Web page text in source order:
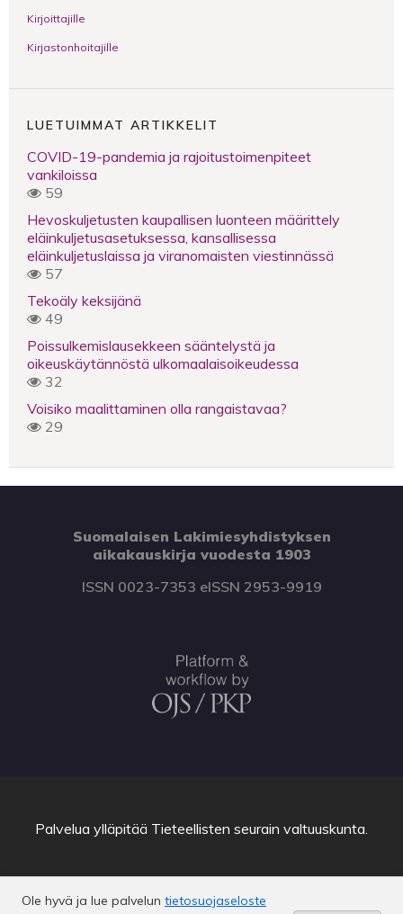
Kirjoittajille
Kirjastonhoitajille
LUETUIMMAT ARTIKKELIT
COVID-19-pandemia ja rajoitustoimenpiteet
vankiloissa
59
Hevoskuljetusten kaupallisen luonteen määrittely
eläinkuljetusasetuksessa, kansallisessa
eläinkuljetuslaissa ja viranomaisten viestinnässä
57
Tekoäly keksijänä
49
Poissulkemislausekkeen sääntelystä ja
oikeuskäytännöstä ulkomaalaisoikeudessa
32
Voisiko maalittaminen olla rangaistavaa?
29
Suomalaisen Lakimiesyhdistyksen
aikakauskirja vuodesta 1903
ISSN 0023-7353 eISSN 2953-9919
Ole hyvä ja lue palvelun tietosuojaseloste
Palvelua ylläpitää Tieteellisten seurain valtuuskunta.